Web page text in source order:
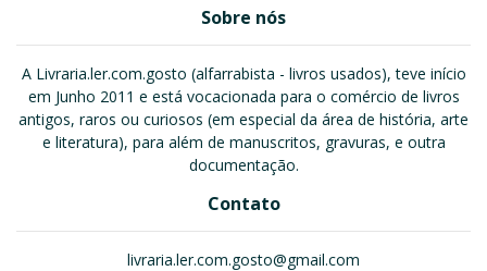
Sobre nós
A Livraria.ler.com.gosto (alfarrabista - livros usados), teve início
em Junho 2011 e está vocacionada para o comércio de livros
antigos, raros ou curiosos (em especial da área de história, arte
e literatura), para além de manuscritos, gravuras, e outra
documentação.
Contato
livraria.ler.com.gosto@gmail.com